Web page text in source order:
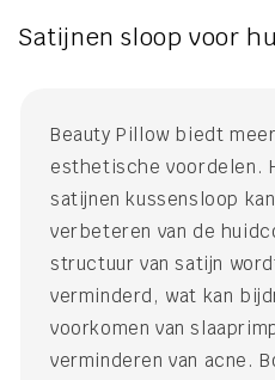
Satijnen sloop voor
Beauty Pillow biedt
esthetische voordelen.
satijnen kussensloop
verbeteren van de
structuur van satijn
verminderd, wat kan
voorkomen van
verminderen van acne.